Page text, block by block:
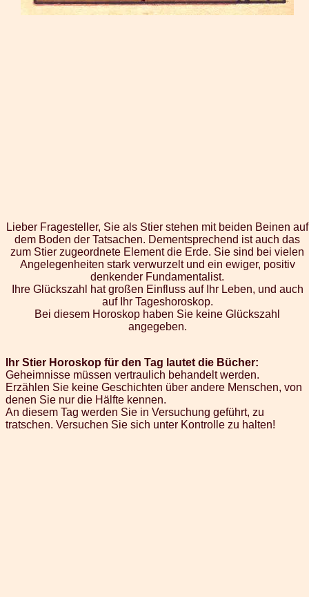
Lieber Fragesteller, Sie als Stier stehen mit beiden Beinen auf
dem Boden der Tatsachen. Dementsprechend ist auch das
zum Stier zugeordnete Element die Erde. Sie sind bei vielen
Angelegenheiten stark verwurzelt und ein ewiger, positiv
denkender Fundamentalist.
Ihre Glückszahl hat großen Einfluss auf Ihr Leben, und auch
auf Ihr Tageshoroskop.
Bei diesem Horoskop haben Sie keine Glückszahl
angegeben.
Ihr Stier Horoskop für den Tag lautet die Bücher:
Geheimnisse müssen vertraulich behandelt werden.
Erzählen Sie keine Geschichten über andere Menschen, von
denen Sie nur die Hälfte kennen.
An diesem Tag werden Sie in Versuchung geführt, zu
tratschen. Versuchen Sie sich unter Kontrolle zu halten!